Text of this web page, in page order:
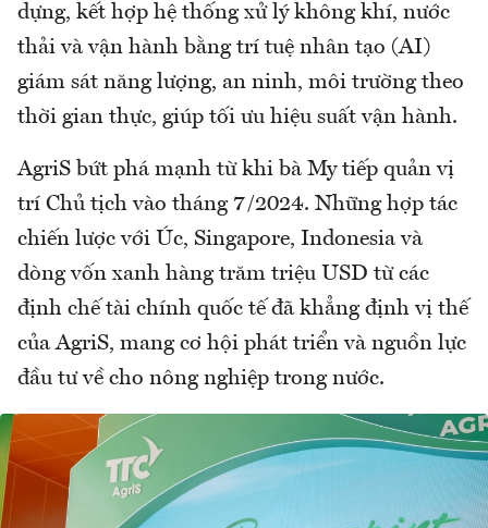
dựng, kết hợp hệ thống xử lý không khí, nước
thải và vận hành bằng trí tuệ nhân tạo (AI)
giám sát năng lượng, an ninh, môi trường theo
thời gian thực, giúp tối ưu hiệu suất vận hành.
AgriS bứt phá mạnh từ khi bà My tiếp quản vị
trí Chủ tịch vào tháng 7/2024. Những hợp tác
chiến lược với Úc, Singapore, Indonesia và
dòng vốn xanh hàng trăm triệu USD từ các
định chế tài chính quốc tế đã khẳng định vị thế
của AgriS, mang cơ hội phát triển và nguồn lực
đầu tư về cho nông nghiệp trong nước.